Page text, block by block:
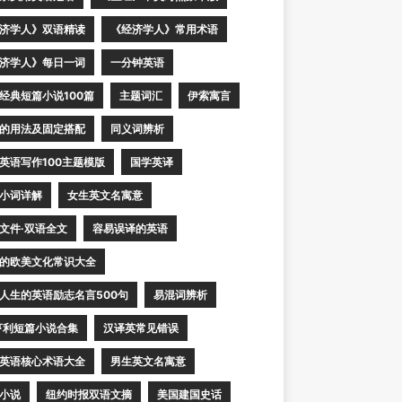
学人》双语精读 《经济学人》常用术语
学人》每日一词 一分钟英语
典短篇小说100篇 主题词汇 伊索寓言
用法及固定搭配 同义词辨析
语写作100主题模版 国学英译
词详解 女生英文名寓意
件·双语全文 容易误译的英语
欧美文化常识大全
生的英语励志名言500句 易混词辨析
利短篇小说合集 汉译英常见错误
语核心术语大全 男生英文名寓意
说 纽约时报双语文摘 美国建国史话